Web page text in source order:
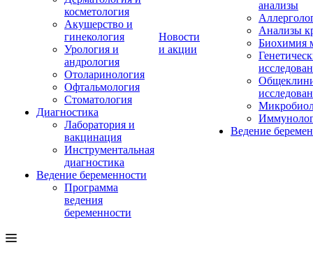
косметология
Акушерство и
гинекология
Урология и
андрология
Отоларинология
Офтальмология
Стоматология
Диагностика
Лаборатория и
вакцинация
Инструментальная
диагностика
Ведение беременности
Программа
ведения
беременности
Новости
и акции
анализы
Анализы
Биохимия
Ведение